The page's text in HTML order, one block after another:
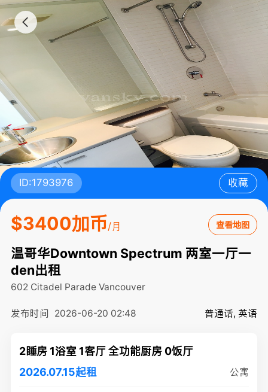
ID:1793976 收藏
$3400加币/月 查看地图
温哥华Downtown Spectrum 两室一厅一
den出租
602 Citadel Parade Vancouver
发布时间 2026-06-20 02:48 普通话, 英语
2睡房 1浴室 1客厅 全功能厨房 0饭厅
2026.07.15起租
公寓